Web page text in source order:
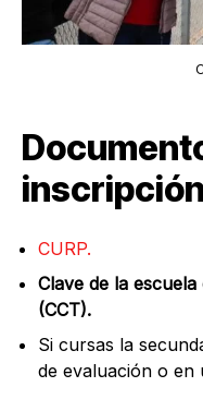
inscripción
CURP.
Clave de la
(CCT).
Si cursas la
de evaluación o en